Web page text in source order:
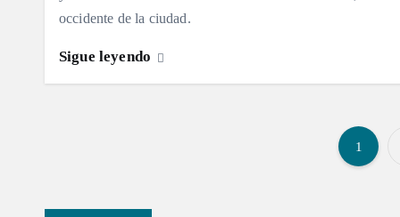
occidente de la ciudad.
Sigue leyendo
1